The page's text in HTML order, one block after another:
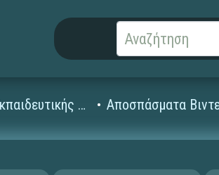
Βίντεο Εκπαιδευτικής Τηλεόρασης